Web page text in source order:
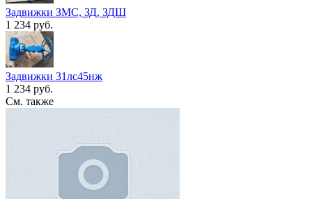
Задвижки ЗМС, ЗД, ЗДШ
1 234 руб.
Задвижки 31лс45нж
1 234 руб.
См. также